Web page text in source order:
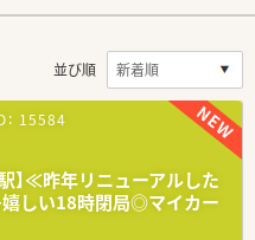
並び順
15584
】≪昨年リニューアルした
しい18時閉局◎マイカー